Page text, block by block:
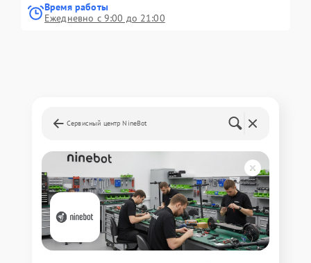
Время работы
Ежедневно с 9:00 до 21:00
Сервисный центр NineBot